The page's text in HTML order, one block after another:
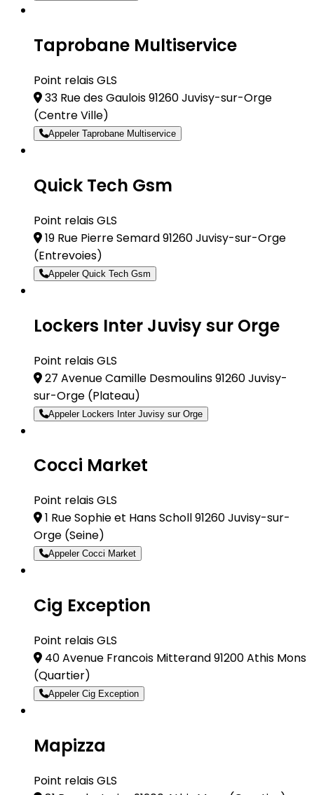
Taprobane Multiservice
Point relais GLS
33 Rue des Gaulois 91260 Juvisy-sur-Orge
(Centre Ville)
Appeler Taprobane Multiservice
Quick Tech Gsm
Point relais GLS
19 Rue Pierre Semard 91260 Juvisy-sur-Orge
(Entrevoies)
Appeler Quick Tech Gsm
Lockers Inter Juvisy sur Orge
Point relais GLS
27 Avenue Camille Desmoulins 91260 Juvisy-
sur-Orge (Plateau)
Appeler Lockers Inter Juvisy sur Orge
Cocci Market
Point relais GLS
1 Rue Sophie et Hans Scholl 91260 Juvisy-sur-
Orge (Seine)
Appeler Cocci Market
Cig Exception
Point relais GLS
40 Avenue Francois Mitterand 91200 Athis Mons
(Quartier)
Appeler Cig Exception
Mapizza
Point relais GLS